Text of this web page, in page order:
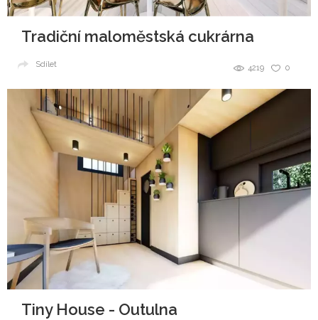
Tradiční maloměstská cukrárna
0
4219
Sdílet
Tiny House - Outulna